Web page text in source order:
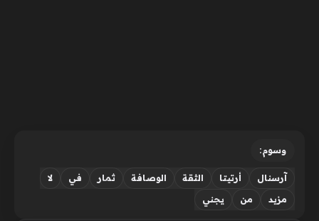
وسوم:
آرسنال أرتيتا الثقة الوصافة ثمار في
لا
مزيد
من يجني